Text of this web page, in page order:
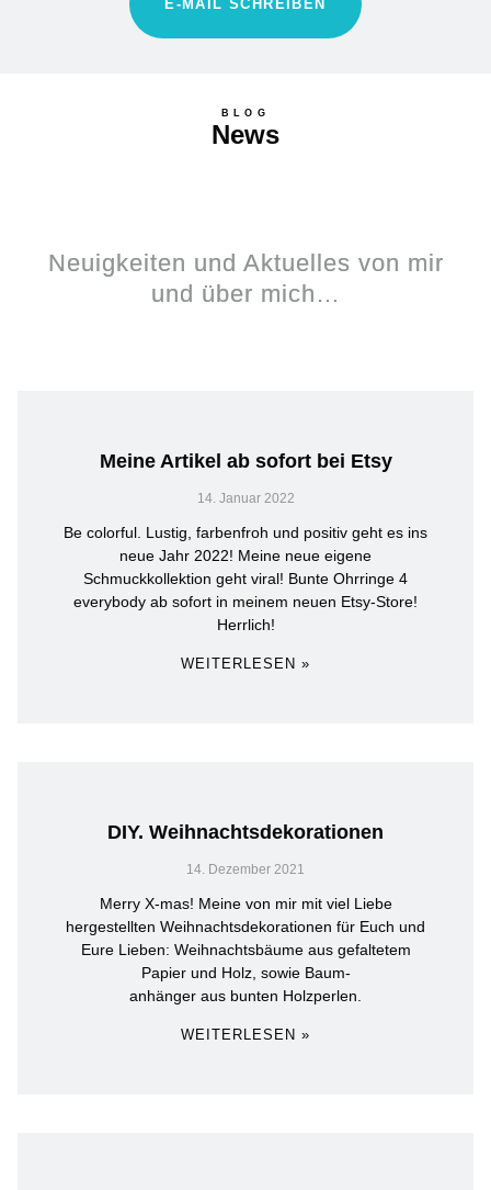
E-MAIL SCHREIBEN
BLOG
News
Neuigkeiten und Aktuelles von mir
und über mich…
Meine Artikel ab sofort bei Etsy
14. Januar 2022
Be colorful. Lustig, farbenfroh und positiv geht es ins
neue Jahr 2022! Meine neue eigene
Schmuckkollektion geht viral! Bunte Ohrringe 4
everybody ab sofort in meinem neuen Etsy-Store!
Herrlich!
WEITERLESEN »
DIY. Weihnachtsdekorationen
14. Dezember 2021
Merry X-mas! Meine von mir mit viel Liebe
hergestellten Weihnachtsdekorationen für Euch und
Eure Lieben: Weihnachtsbäume aus gefaltetem
Papier und Holz, sowie Baum-
anhänger aus bunten Holzperlen.
WEITERLESEN »